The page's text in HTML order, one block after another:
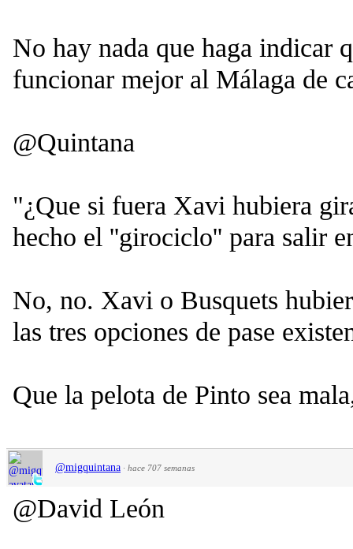
No hay nada que haga indicar
funcionar mejor al Málaga de
@Quintana
"¿Que si fuera Xavi hubiera
hecho el ''girociclo'' para salir
No, no. Xavi o Busquets
las tres opciones de pase
Que la pelota de Pinto sea
@migquintana · hace 707 semanas
@David León